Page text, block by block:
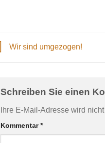
Wir sind umgezogen!
Schreiben Sie einen
Ihre E-Mail-Adresse wird
Kommentar*